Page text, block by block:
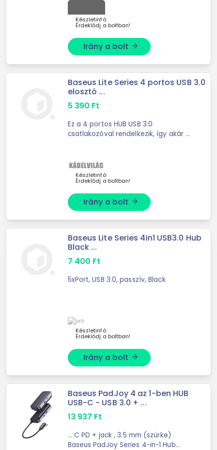
Készletinfó:
Érdeklődj a boltban!
Irány a bolt arrow_forward
Baseus Lite Series 4 portos USB 3.0
elosztó ...
5 390 Ft
Ez a 4 portos HUB USB 3.0
csatlakozóval rendelkezik, így akár 5
csatlakoztathat számítógépéhez
Készletinfó:
Érdeklődj a boltban!
Irány a bolt arrow_forward
Baseus Lite Series 4in1 USB3.0 Hub
Black ...
7 400 Ft
5xPort, USB 3.0, passzív, Black
Készletinfó:
Érdeklődj a boltban!
Irány a bolt arrow_forward
Baseus PadJoy 4 az 1-ben HUB
USB-C - USB 3.0 + ...
13 937 Ft
... C PD + jack , 3.5 mm (szürke)
Baseus PadJoy Series 4-in-1 Hub